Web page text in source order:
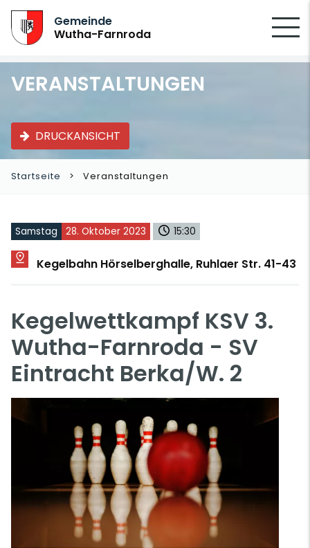
Gemeinde
Wutha-Farnroda
VERANSTALTUNGEN
DRUCKANSICHT
Startseite Veranstaltungen
Samstag 28. Oktober 2023 15:30
Kegelbahn Hörselberghalle, Ruhlaer Str. 41-43
Kegelwettkampf KSV 3.
Wutha-Farnroda - SV
Eintracht Berka/W. 2